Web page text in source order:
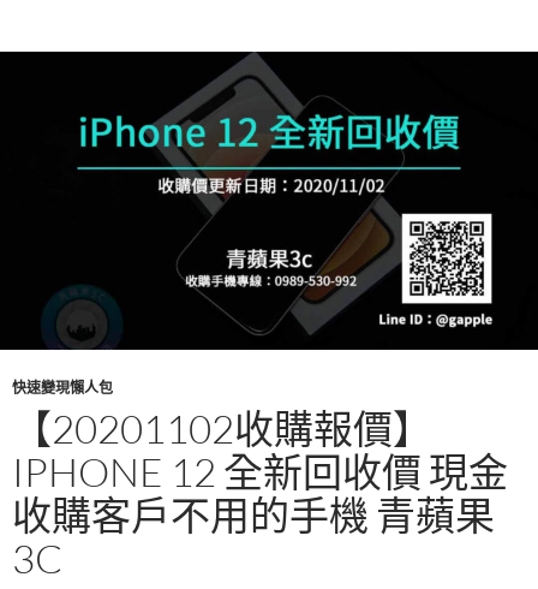
k
快速變現懶人包
【20201102收購報價】
IPHONE 12 全新回收價 現金
收購客戶不用的手機 青蘋果
3C